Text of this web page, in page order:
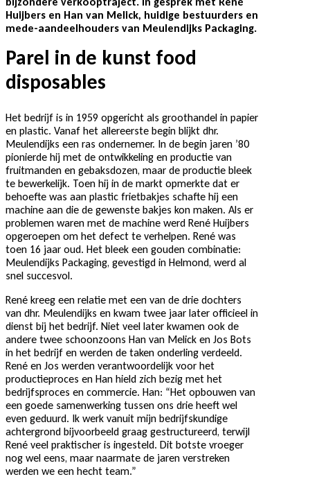
Huijbers en Han van Melick, huidige bestuurders en
mede-aandeelhouders van Meulendijks Packaging.
Parel in de kunst food
disposables
Het bedrijf is in 1959 opgericht als groothandel in papier
en plastic. Vanaf het allereerste begin blijkt dhr.
Meulendijks een ras ondernemer. In de begin jaren ’80
pionierde hij met de ontwikkeling en productie van
fruitmanden en gebaksdozen, maar de productie bleek
te bewerkelijk. Toen hij in de markt opmerkte dat er
behoefte was aan plastic frietbakjes schafte hij een
machine aan die de gewenste bakjes kon maken. Als er
problemen waren met de machine werd René Huijbers
opgeroepen om het defect te verhelpen. René was
toen 16 jaar oud. Het bleek een gouden combinatie:
Meulendijks Packaging, gevestigd in Helmond, werd al
snel succesvol.
René kreeg een relatie met een van de drie dochters
van dhr. Meulendijks en kwam twee jaar later officieel in
dienst bij het bedrijf. Niet veel later kwamen ook de
andere twee schoonzoons Han van Melick en Jos Bots
in het bedrijf en werden de taken onderling verdeeld.
René en Jos werden verantwoordelijk voor het
productieproces en Han hield zich bezig met het
bedrijfsproces en commercie. Han: “Het opbouwen van
een goede samenwerking tussen ons drie heeft wel
even geduurd. Ik werk vanuit mijn bedrijfskundige
achtergrond bijvoorbeeld graag gestructureerd, terwijl
René veel praktischer is ingesteld. Dit botste vroeger
nog wel eens, maar naarmate de jaren verstreken
werden we een hecht team.”